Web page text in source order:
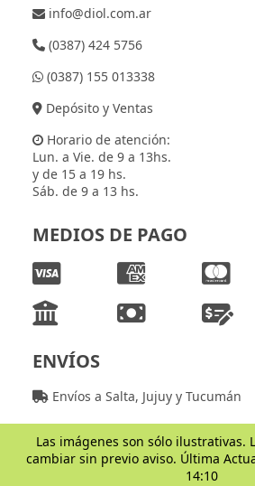
info@diol.com.ar
(0387) 424 5756
(0387) 155 013338
Depósito y Ventas
Horario de atención:
Lun. a Vie. de 9 a 13hs.
y de 15 a 19 hs.
Sáb. de 9 a 13 hs.
MEDIOS DE PAGO
ENVÍOS
Envíos a Salta, Jujuy y Tucumán
Las imágenes son sólo ilustrativas.
cambiar sin previo aviso. Última
14:10